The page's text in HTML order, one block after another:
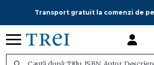
Transport gratuit la comenzi de